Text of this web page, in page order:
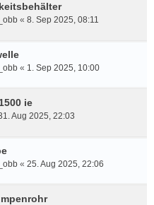
« 8. Sep 2025, 08:11
« 1. Sep 2025, 10:00
ie
Aug 2025, 22:03
« 25. Aug 2025, 22:06